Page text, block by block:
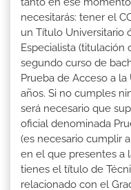
necesitarás: tener el
un Título Universitario
Especialista (titulación
segundo curso de
Prueba de Acceso a
años. Si no cumples
será necesario que
oficial denominada
(es necesario cumplir
en el que presentes a
tienes el título de
relacionado con el